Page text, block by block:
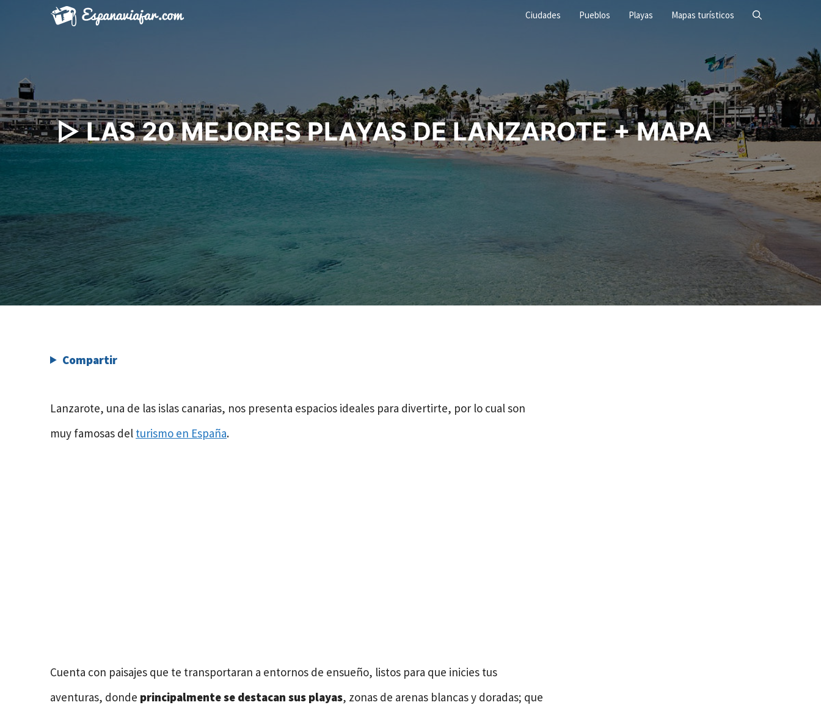
Ciudades Pueblos Playas Mapas turísticos
▷ LAS 20 MEJORES PLAYAS DE LANZAROTE + MAPA
Compartir
Lanzarote, una de las islas canarias, nos presenta espacios ideales para divertirte, por lo cual son
muy famosas del turismo en España.
Cuenta con paisajes que te transportaran a entornos de ensueño, listos para que inicies tus
aventuras, donde principalmente se destacan sus playas, zonas de arenas blancas y doradas; que